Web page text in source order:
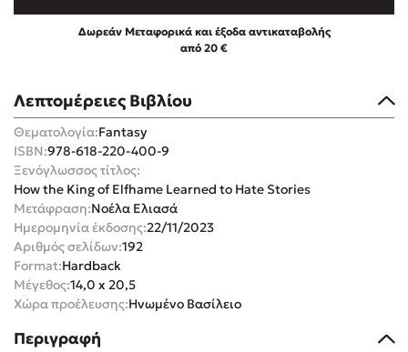
Η μέθοδος Αφήστε τους
Δημοφιλείς Συγγραφείς
Φυστίκι ΠουΚυλάει
El Sombrero
Λεπτομέρειες Βιβλίου
Θεματολογία:Fantasy
ISBN:978-618-220-400-9
Ξενόγλωσσος τίτλος:
How the King of Elfhame Learned to Hate Stories
Μετάφραση:Νοέλα Ελιασά
Ημερομηνία έκδοσης:22/11/2023
Αριθμός σελίδων:192
Format:Hardback
Μέγεθος:14,0 x 20,5
Χώρα προέλευσης:Ηνωμένο Βασίλειο
Δωρεάν Μεταφορικά και έξοδα αντικαταβολής
από 20 €
Περιγραφή